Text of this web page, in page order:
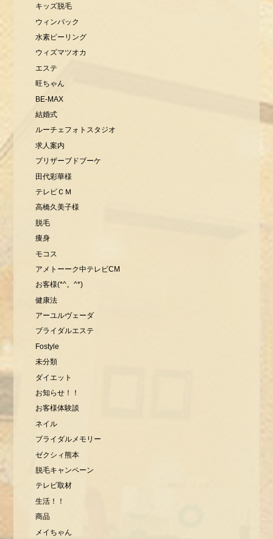
キッズ脱毛
ウィンバック
水素ピーリング
ウィズマツオカ
エステ
旺ちゃん
BE-MAX
結婚式
ルーチェフォトスタジオ
求人案内
プリザーブドブーケ
田代彩華様
テレビＣＭ
高橋久美子様
脱毛
痩身
モコス
アメトーーク中テレビCM
お客様(*^。^*)
健康法
アーユルヴェーダ
ブライダルエステ
Fostyle
未分類
ダイエット
お知らせ！！
お客様体験談
ネイル
ブライダルメモリー
ゼクシィ熊本
脱毛キャンペーン
テレビ取材
生活！！
商品
メイちゃん